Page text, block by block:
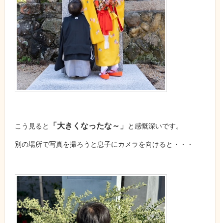
こう見ると 「大きくなったな～」 と感慨深いです。
別の場所で写真を撮ろうと息子にカメラを向けると・・・